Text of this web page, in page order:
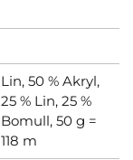
Lin, 50 % Akryl,
25 % Lin, 25 %
Bomull, 50 g =
118 m